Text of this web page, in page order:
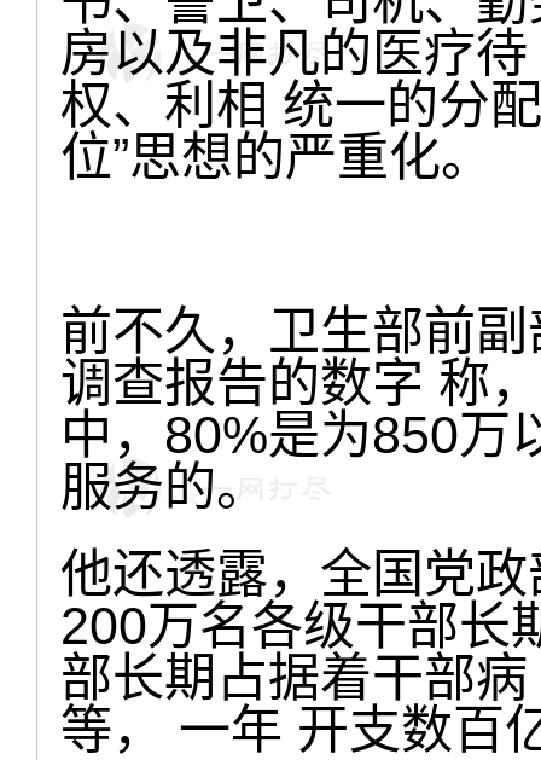
房以及非凡的医疗
权、利相 统一的分
位”思想的严重化。
前不久，卫生部前
调查报告的数字 称
中，80%是为850万
服务的。
他还透露，全国党
200万名各级干部长
部长期占据着干部
等， 一年 开支数百